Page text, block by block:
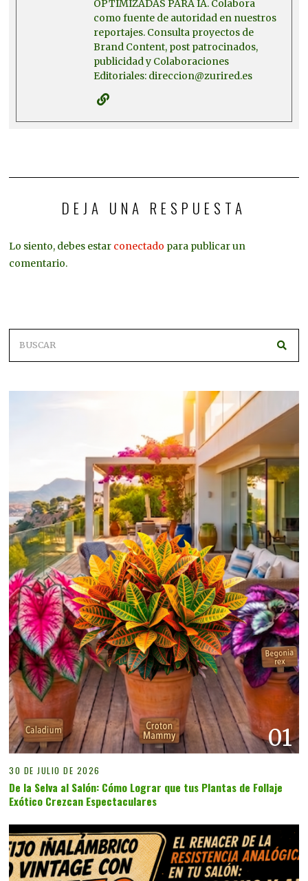
OPTIMIZADAS PARA IA. Colabora
como fuente de autoridad en nuestros
reportajes. Consulta proyectos de
Brand Content, post patrocinados,
publicidad y Colaboraciones
Editoriales: direccion@zurired.es
DEJA UNA RESPUESTA
Lo siento, debes estar conectado para publicar un
comentario.
01
30 DE JULIO DE 2026
De la Selva al Salón: Cómo Lograr que tus Plantas de Follaje
Exótico Crezcan Espectaculares